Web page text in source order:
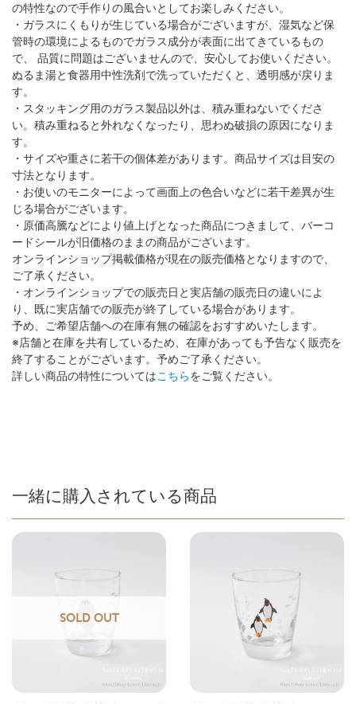
の特性なので手作りの風合いとしてお楽しみください。
・ガラスにくもりが生じている場合がございますが、湿気など保
管時の環境によるものでガラス成分が表面に出てきているもの
で、 品質に問題はございませんので、安心してお使いください。
ぬるま湯と食器用中性洗剤で洗っていただくと、透明感が戻りま
す。
・スタッキング用のガラス製品以外は、積み重ねないでくださ
い。積み重ねると外れなくなったり、思わぬ破損の原因になりま
す。
・サイズや重さに若干の個体差があります。商品サイズは目安の
寸法となります。
・お使いのモニターによって画面上の色合いなどに若干差異が生
じる場合がございます。
・原価高騰などにより値上げとなった商品につきまして、バーコ
ードシールが旧価格のままの商品がございます。
オンラインショップ掲載価格が現在の販売価格となりますので、
ご了承ください。
・オンラインショップでの販売日と実店舗の販売日の違いによ
り、既に実店舗での販売が終了している場合があります。
予め、ご希望店舗への在庫有無の確認をおすすめいたします。
※店舗と在庫を共有しているため、在庫があっても予告なく販売を
終了することがございます。予めご了承ください。
詳しい商品の特性についてはこちらをご覧ください。
一緒に購入されている商品
SOLD OUT